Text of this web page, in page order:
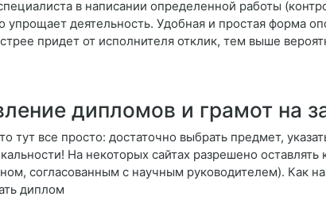
в написании определенной работы
упрощает деятельность. Удобная и простая форма
придет от исполнителя отклик, тем выше
дипломов и грамот на
тут все просто: достаточно выбрать предмет,
На некоторых сайтах разрешено
согласованным с научным руководителем). Как
диплом